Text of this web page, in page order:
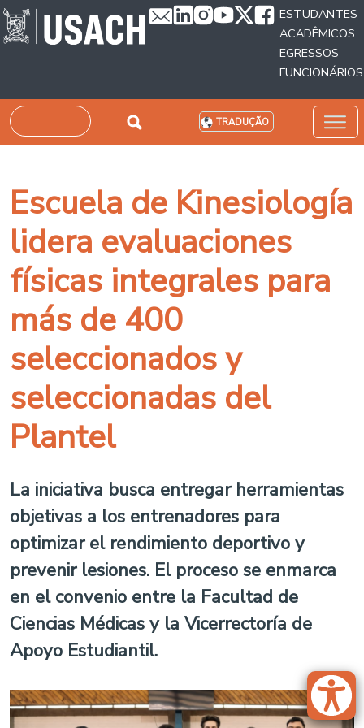
Passar para o conteúdo principal
ESTUDANTES
ACADÊMICOS
EGRESSOS
FUNCIONÁRIOS
Pesquisar TRADUÇÃO
Escuela de Kinesiología
lidera evaluaciones
físicas integrales para
más de 400
seleccionados y
seleccionadas del
Plantel
La iniciativa busca entregar herramientas
objetivas a los entrenadores para
optimizar el rendimiento deportivo y
prevenir lesiones. El proceso se enmarca
en el convenio entre la Facultad de
Ciencias Médicas y la Vicerrectoría de
Apoyo Estudiantil.